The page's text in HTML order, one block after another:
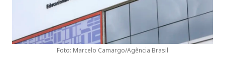
Foto: Marcelo Camargo/Agência Brasil